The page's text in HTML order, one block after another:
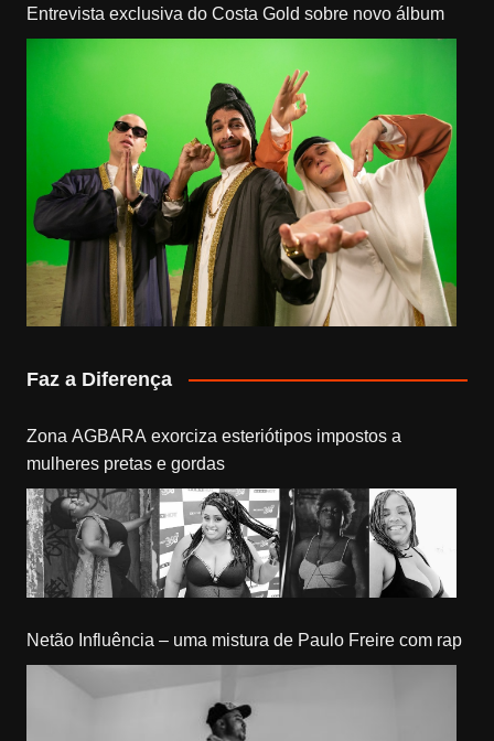
Entrevista exclusiva do Costa Gold sobre novo álbum
Faz a Diferença
Zona AGBARA exorciza esteriótipos impostos a
mulheres pretas e gordas
Netão Influência – uma mistura de Paulo Freire com rap